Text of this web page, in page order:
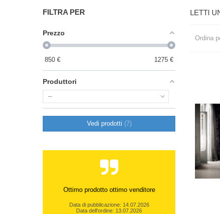
FILTRA PER
Prezzo
850 € 1275 €
Produttori
--
Vedi prodotti 7
Ottimo prodotto ottimo venditore
Data di pubblicazione: 14.07.2026
Data dell'ordine: 13.07.2026
LETTI
Ordina